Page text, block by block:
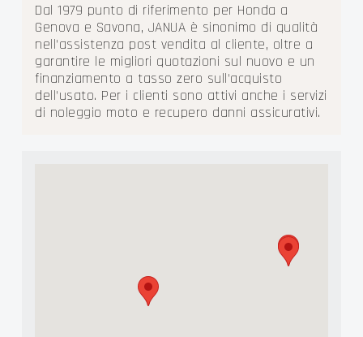
Dal 1979 punto di riferimento per Honda a
Genova e Savona, JANUA è sinonimo di qualità
nell'assistenza post vendita al cliente, oltre a
garantire le migliori quotazioni sul nuovo e un
finanziamento a tasso zero sull'acquisto
dell'usato. Per i clienti sono attivi anche i servizi
di noleggio moto e recupero danni assicurativi.